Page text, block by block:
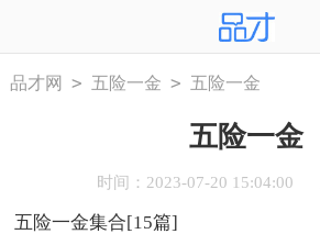
品才网 > 五险一金 > 五险一金
五险一金
时间：2023-07-20 15:04:00
五险一金集合[15篇]